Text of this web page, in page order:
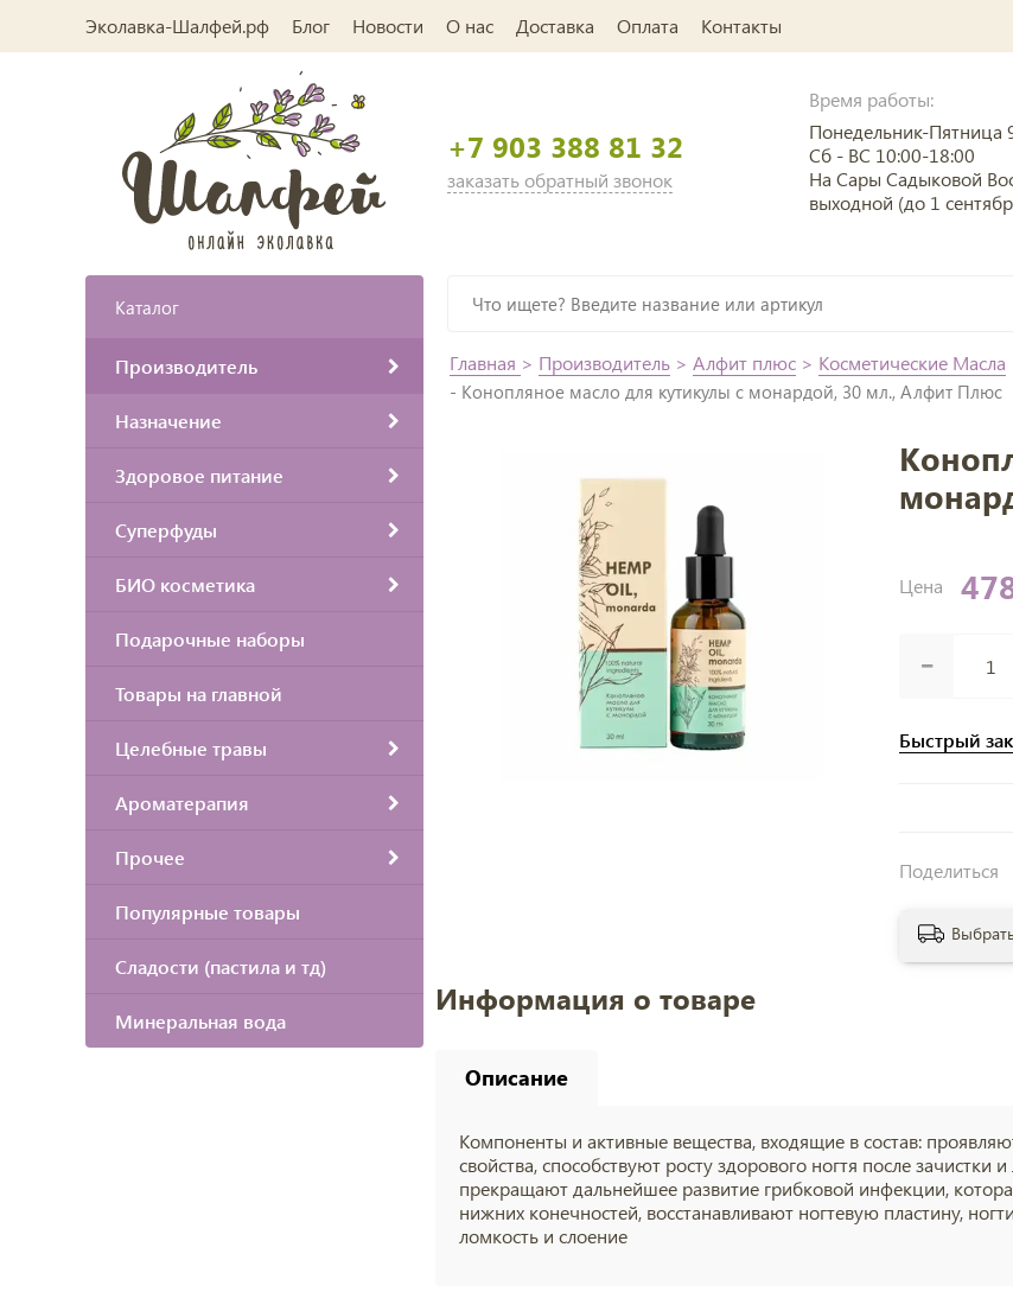
Эколавка-Шалфей.рф Блог Новости О нас Доставка Оплата Контакты
+7 903 388 81 32
заказать обратный звонок
Время работы:
Понедельник-Пятница
Сб - ВС 10:00-18:00
На Сары Садыковой
выходной (до 1
Каталог
Производитель
Назначение
Здоровое питание
Суперфуды
БИО косметика
Подарочные наборы
Товары на главной
Целебные травы
Ароматерапия
Прочее
Популярные товары
Сладости (пастила и тд)
Минеральная вода
Главная > Производитель > Алфит плюс > Косметические Масла
- Конопляное масло для кутикулы с монардой, 30 мл., Алфит Плюс
Цена
Быстрый
Поделиться
Информация о товаре
Описание
Компоненты и активные вещества, входящие в состав:
свойства, способствуют росту здорового ногтя после зачистки
прекращают дальнейшее развитие грибковой инфекции,
нижних конечностей, восстанавливают ногтевую пластину,
ломкость и слоение